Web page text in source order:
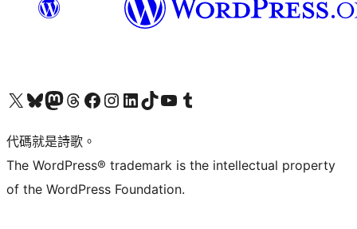
Visit our X (formerly Twitter) account
Visit our Bluesky account
Visit our Mastodon account
Visit our Threads account
訪問我們的 Facebook 專頁Visit our Instagram account
Visit our LinkedIn account
Visit our TikTok account
Visit our YouTube channel
Visit our Tumblr account
代碼就是詩歌。
The WordPress® trademark is the intellectual property
of the WordPress Foundation.